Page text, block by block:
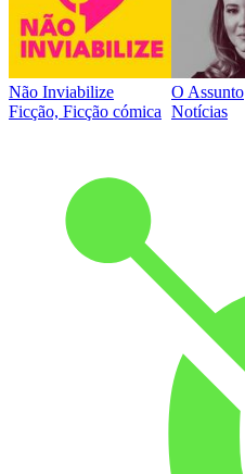
Não Inviabilize
Ficção, Ficção cómica
O Assunto
Notícias